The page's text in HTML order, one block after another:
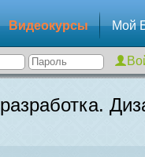
Видеокурсы Мой